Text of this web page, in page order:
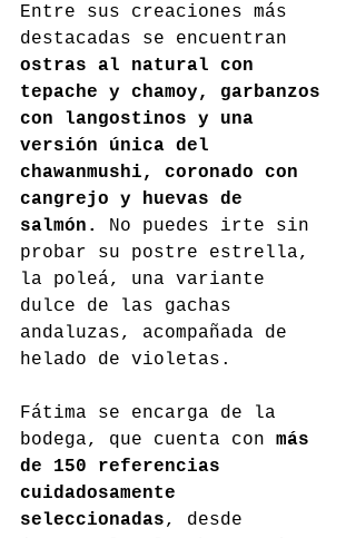
Entre sus creaciones más
destacadas se encuentran
ostras al natural con
tepache y chamoy, garbanzos
con langostinos y una
versión única del
chawanmushi, coronado con
cangrejo y huevas de
salmón.
No puedes irte sin
probar su postre estrella,
la poleá, una variante
dulce de las gachas
andaluzas, acompañada de
helado de violetas.
Fátima se encarga de la
bodega, que cuenta con más
de 150 referencias
cuidadosamente
seleccionadas, desde